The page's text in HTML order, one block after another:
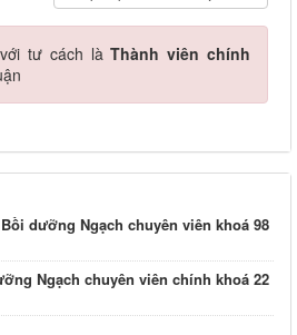
với tư cách làThành viên chính
dưỡng Ngạch chuyên viên khoá 98
Ngạch chuyên viên chính khoá 22